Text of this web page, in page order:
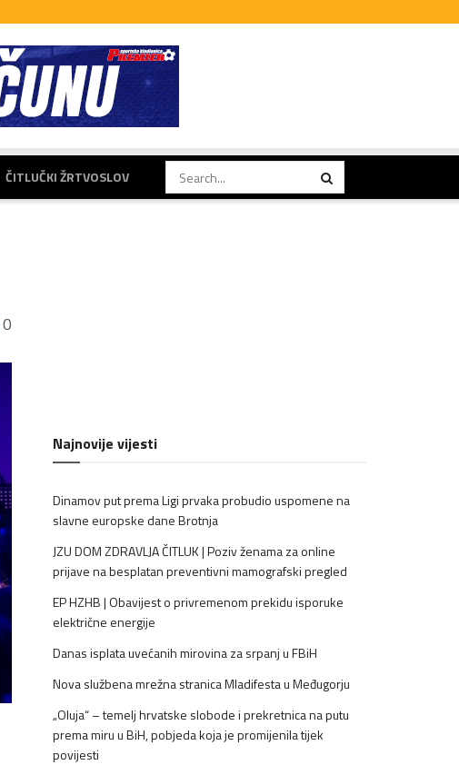
ČITLUČKI ŽRTVOSLOV
0
Najnovije vijesti
Dinamov put prema Ligi prvaka probudio uspomene na
slavne europske dane Brotnja
JZU DOM ZDRAVLJA ČITLUK | Poziv ženama za online
prijave na besplatan preventivni mamografski pregled
EP HZHB | Obavijest o privremenom prekidu isporuke
električne energije
Danas isplata uvećanih mirovina za srpanj u FBiH
Nova službena mrežna stranica Mladifesta u Međugorju
„Oluja“ – temelj hrvatske slobode i prekretnica na putu
prema miru u BiH, pobjeda koja je promijenila tijek
povijesti